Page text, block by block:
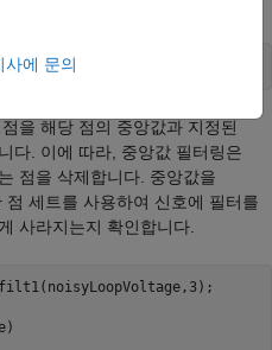
을 해당 점의 중앙값과 지정된
다. 이에 따라, 중앙값 필터링은
점을 삭제합니다. 중앙값을
세트를 사용하여 신호에 필터를
사라지는지 확인합니다.
사에 문의